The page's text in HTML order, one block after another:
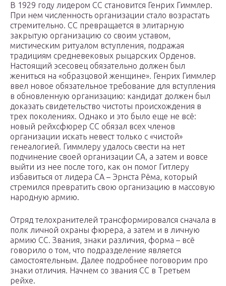
В 1929 году лидером СС становится Генрих Гиммлер.
При нем численность организации стало возрастать
стремительно. СС превращается в элитарную
закрытую организацию со своим уставом,
мистическим ритуалом вступления, подражая
традициям средневековых рыцарских Орденов.
Настоящий эсесовец обязательно должен был
жениться на «образцовой женщине». Генрих Гиммлер
ввел новое обязательное требование для вступления
в обновленную организацию: кандидат должен был
доказать свидетельство чистоты происхождения в
трех поколениях. Однако и это было еще не всё:
новый рейхсфюрер СС обязал всех членов
организации искать невест только с «чистой»
генеалогией. Гиммлеру удалось свести на нет
подчинение своей организации СА, а затем и вовсе
выйти из нее после того, как он помог Гитлеру
избавиться от лидера СА – Эрнста Рёма, который
стремился превратить свою организацию в массовую
народную армию.
Отряд телохранителей трансформировался сначала в
полк личной охраны фюрера, а затем и в личную
армию СС. Звания, знаки различия, форма – всё
говорило о том, что подразделение является
самостоятельным. Далее подробнее поговорим про
знаки отличия. Начнем со звания СС в Третьем
рейхе.